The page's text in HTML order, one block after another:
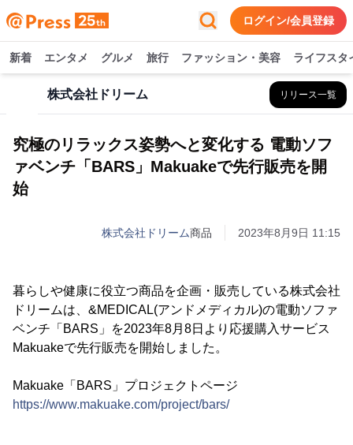
ログイン/会員登録
新着 エンタメ グルメ 旅行 ファッション・美容 ライフスタ
株式会社ドリーム リリース一覧
究極のリラックス姿勢へと変化する 電動ソフ
ァベンチ「BARS」Makuakeで先行販売を開
始
株式会社ドリーム商品 2023年8月9日 11:15
暮らしや健康に役立つ商品を企画・販売している株式会社
ドリームは、&MEDICAL(アンドメディカル)の電動ソファ
ベンチ「BARS」を2023年8月8日より応援購入サービス
Makuakeで先行販売を開始しました。
Makuake「BARS」プロジェクトページ
https://www.makuake.com/project/bars/